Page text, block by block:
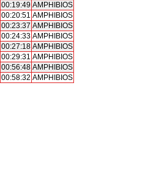
00:19:49 AMPHIBIOS
00:20:51 AMPHIBIOS
00:23:37 AMPHIBIOS
00:24:33 AMPHIBIOS
00:27:18 AMPHIBIOS
00:29:31 AMPHIBIOS
00:56:48 AMPHIBIOS
00:58:32 AMPHIBIOS